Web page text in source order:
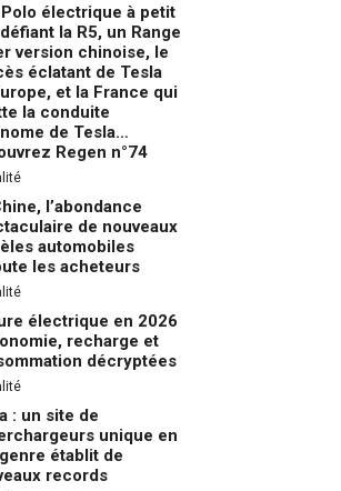
Polo électrique à petit
la R5, un Range
version chinoise, le
éclatant de Tesla
et la France qui
la conduite
de Tesla…
Regen n°74
l’abondance
de nouveaux
automobiles
les acheteurs
électrique en 2026
recharge et
décryptées
: un site de
unique en
établit de
records